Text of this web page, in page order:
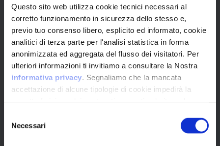
Questo sito web utilizza cookie tecnici necessari al
corretto funzionamento in sicurezza dello stesso e,
previo tuo consenso libero, esplicito ed informato, cookie
analitici di terza parte per l'analisi statistica in forma
anonimizzata ed aggregata del flusso dei visitatori. Per
ulteriori informazioni ti invitiamo a consultare la Nostra
informativa privacy . Segnaliamo che la mancata
accettazione di alcune tipologie di cookie impedirà la
delNecessari
Browse All CPEs